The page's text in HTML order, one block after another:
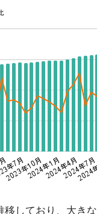
しており、大き